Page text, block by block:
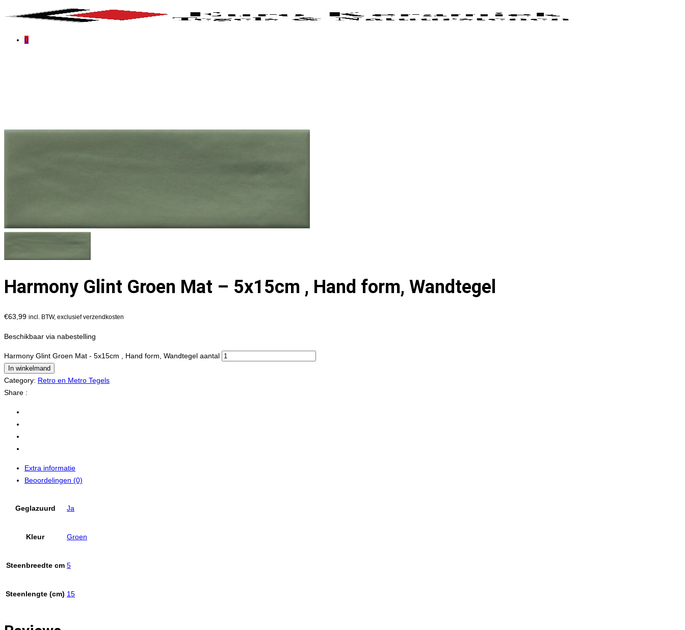
0
Harmony Glint Groen Mat – 5x15cm , Hand form, Wandtegel
€63,99 incl. BTW, exclusief verzendkosten
Beschikbaar via nabestelling
Harmony Glint Groen Mat - 5x15cm , Hand form, Wandtegel aantal
In winkelmand
Category: Retro en Metro Tegels
Share :
Extra informatie
Beoordelingen (0)
Geglazuurd Ja
Kleur Groen
Steenbreedte cm 5
Steenlengte (cm) 15